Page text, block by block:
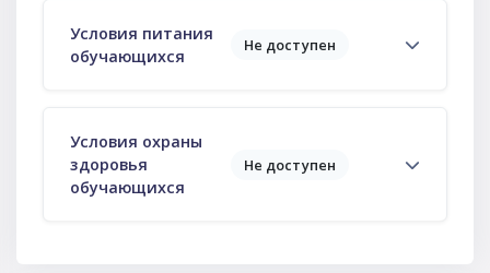
Условия питания
обучающихся
Не доступен
Условия охраны
здоровья
обучающихся
Не доступен